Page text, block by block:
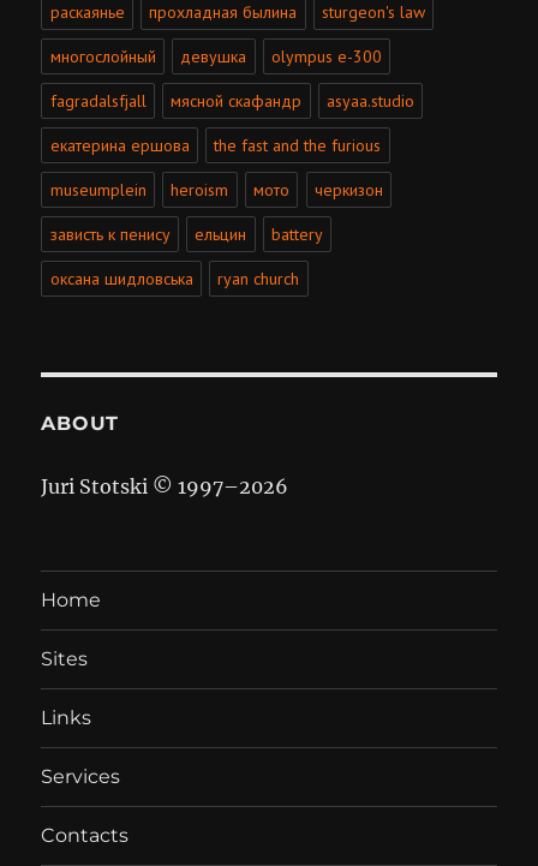
раскаянье прохладная былина sturgeon's law
многослойный девушка olympus e-300
fagradalsfjall мясной скафандр asyaa.studio
екатерина ершова the fast and the furious
museumplein heroism мото черкизон
зависть к пенису ельцин battery
оксана шидловська ryan church
ABOUT
Juri Stotski © 1997–2026
Home
Sites
Links
Services
Contacts